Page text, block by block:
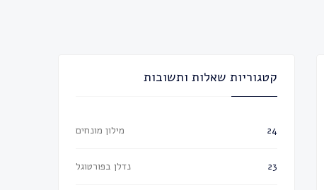
קטגוריות שאלות ותשובות
מילון מונחים 24
נדלן בפורטוגל 23